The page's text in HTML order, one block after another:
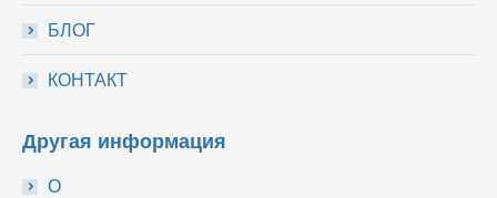
БЛОГ
КОНТАКТ
Другая информация
О